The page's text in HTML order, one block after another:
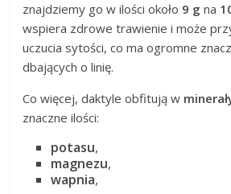
znajdziemy go w ilości około 9 g na
wspiera zdrowe trawienie i może
uczucia sytości, co ma ogromne
dbających o linię.
Co więcej, daktyle obfitują w
znaczne ilości:
potasu,
magnezu,
wapnia,